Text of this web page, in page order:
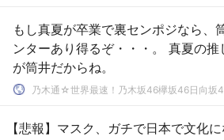
もし真夏が卒業で裏センポジなら、
ンターあり得るぞ・・・。 真夏の推
が筒井だからね。
【悲報】マスク、ガチで日本で文化